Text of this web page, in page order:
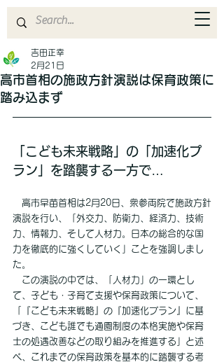
高市首相の施政方針演説は保育政策に
踏み込まず
吉田正幸
2月21日
「こども未来戦略」の「加速化プ
ラン」を踏襲する一方で…
高市早苗首相は2月20日、衆参両院で施政方針
演説を行い、「外交力、防衛力、経済力、技術
力、情報力、そして人材力。日本の総合的な国
力を徹底的に強くしていく」ことを強調しまし
た。
この演説の中では、「人材力」の一環とし
て、子ども・子育て支援や保育政策について、
「『こども未来戦略』の『加速化プラン』に基
づき、こども誰でも通園制度の本格実施や保育
士の処遇改善などの取り組みを推進する」と述
べ、これまでの保育政策を基本的に踏襲する考